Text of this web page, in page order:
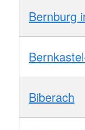
Bernburg
Biberach